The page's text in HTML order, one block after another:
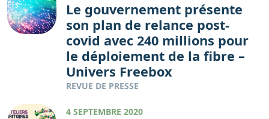
Le gouvernement présente
son plan de relance post-
covid avec 240 millions pour
le déploiement de la fibre –
Univers Freebox
REVUE DE PRESSE
4 SEPTEMBRE 2020